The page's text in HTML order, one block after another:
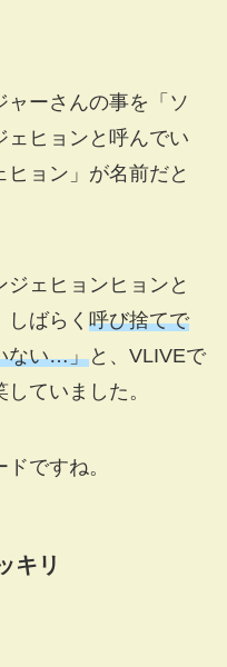
ーさんの事を「ソ
ェヒョンと呼んでい
ョン」が名前だと
ジェヒョンヒョンと
ばらく 呼び捨てで
ない…」と、VLIVEで
ていました。
ですね。
キリ